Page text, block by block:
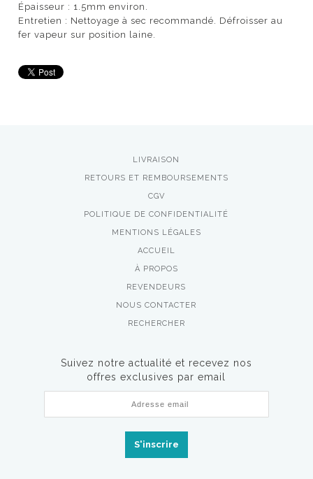
Épaisseur : 1.5mm environ.
Entretien : Nettoyage à sec recommandé. Défroisser au
fer vapeur sur position laine.
LIVRAISON
RETOURS ET REMBOURSEMENTS
CGV
POLITIQUE DE CONFIDENTIALITÉ
MENTIONS LÉGALES
ACCUEIL
À PROPOS
REVENDEURS
NOUS CONTACTER
RECHERCHER
Suivez notre actualité et recevez nos
offres exclusives par email